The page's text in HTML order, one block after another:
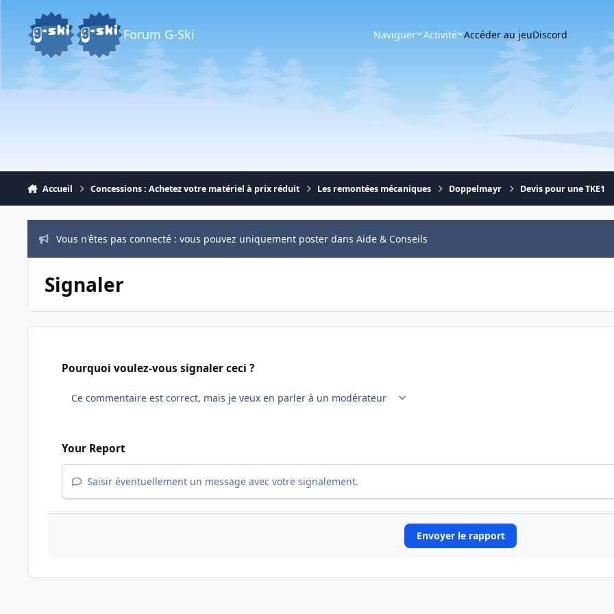
Forum G-Ski Naviguer Activité Accéder au jeuDiscord
Accueil Concessions : Achetez votre matériel à prix réduit Les remontées mécaniques Doppelmayr Devis pour une TKE1
Vous n'êtes pas connecté : vous pouvez uniquement poster dans Aide & Conseils
Signaler
Pourquoi voulez-vous signaler ceci ?
Your Report
Saisir éventuellement un message avec votre signalement.
Envoyer le rapport